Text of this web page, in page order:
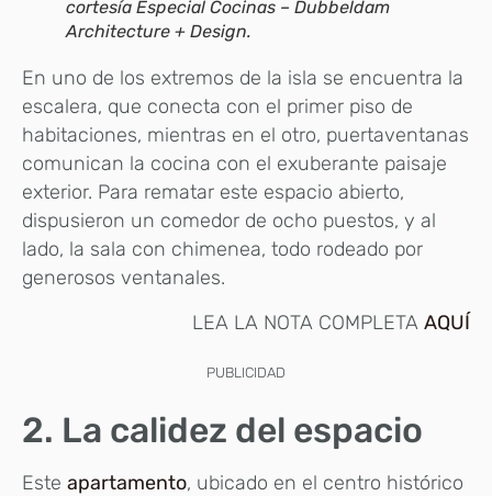
cortesía Especial Cocinas – Dubbeldam
Architecture + Design.
En uno de los extremos de la isla se encuentra la
escalera, que conecta con el primer piso de
habitaciones, mientras en el otro, puertaventanas
comunican la cocina con el exuberante paisaje
exterior. Para rematar este espacio abierto,
dispusieron un comedor de ocho puestos, y al
lado, la sala con chimenea, todo rodeado por
generosos ventanales.
LEA LA NOTA COMPLETA AQUÍ
PUBLICIDAD
2. La calidez del espacio
Este apartamento, ubicado en el centro histórico